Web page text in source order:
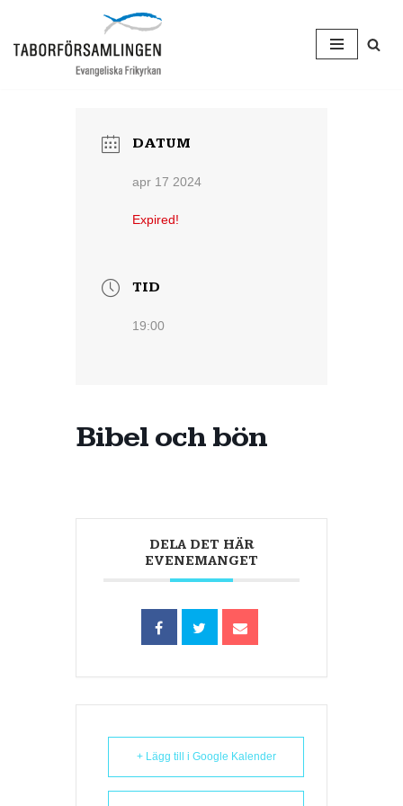
Hoppa
DATUM
apr 17 2024
Expired!
TID
19:00
Bibel och bön
DELA DET HÄR
EVENEMANGET
+ Lägg till i Google Kalender